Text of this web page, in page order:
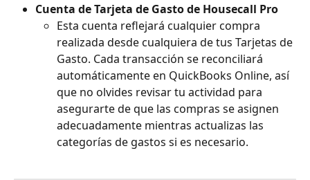
Cuenta de Tarjeta de Gasto de Housecall Pro
Esta cuenta reflejará cualquier compra
realizada desde cualquiera de tus Tarjetas de
Gasto. Cada transacción se reconciliará
automáticamente en QuickBooks Online, así
que no olvides revisar tu actividad para
asegurarte de que las compras se asignen
adecuadamente mientras actualizas las
categorías de gastos si es necesario.